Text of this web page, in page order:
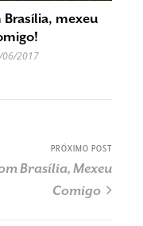
Brasília, mexeu
06/2017
PRÓXIMO POST
Brasília, Mexeu
Comigo